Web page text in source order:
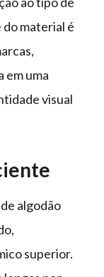
material é
em uma
visual
algodão
superior.